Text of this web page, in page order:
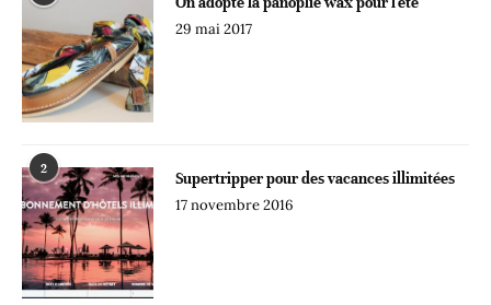
29 mai 2017
2
Supertripper pour des vacances illimitées
17 novembre 2016